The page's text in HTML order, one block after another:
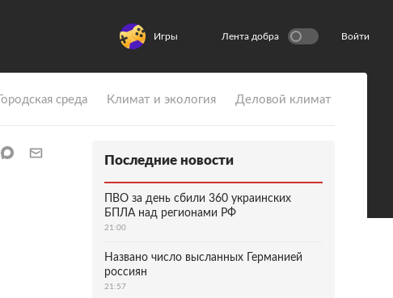
Игры Лента добра Войти
Городская среда Климат и экология Деловой климат
Последние новости
ПВО за день сбили 360 украинских
БПЛА над регионами РФ
21:00
Названо число высланных Германией
россиян
21:57